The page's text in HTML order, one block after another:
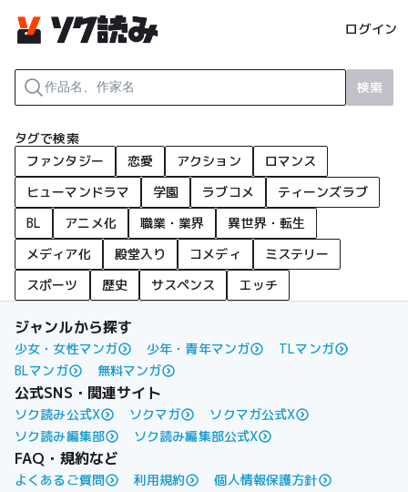
ログイン
検索
タグで検索
ファンタジー
恋愛 アクション
ロマンス
ヒューマンドラマ
学園 ラブコメ
ティーンズラブ
BL
アニメ化 職業・業界
異世界・転生
メディア化
殿堂入り コメディ
ミステリー
スポーツ
歴史 サスペンス エッチ
ジャンルから探す
少女・女性マンガ 少年・青年マンガ
TLマンガ
BLマンガ
無料マンガ
公式SNS・関連サイト
ソク読み公式X ソクマガ
ソクマガ公式X
ソク読み編集部
ソク読み編集部公式X
FAQ・規約など
よくあるご質問 利用規約
個人情報保護方針